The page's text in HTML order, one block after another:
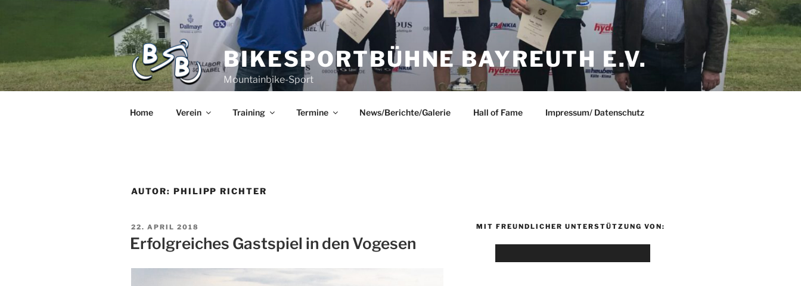
BIKESPORTBÜHNE BAYREUTH E.V.
Mountainbike-Sport
Home Verein Training Termine News/Berichte/Galerie Hall of Fame Impressum/ Datenschutz
AUTOR: PHILIPP RICHTER
22. APRIL 2018
Erfolgreiches Gastspiel in den Vogesen
MIT FREUNDLICHER UNTERSTÜTZUNG VON: